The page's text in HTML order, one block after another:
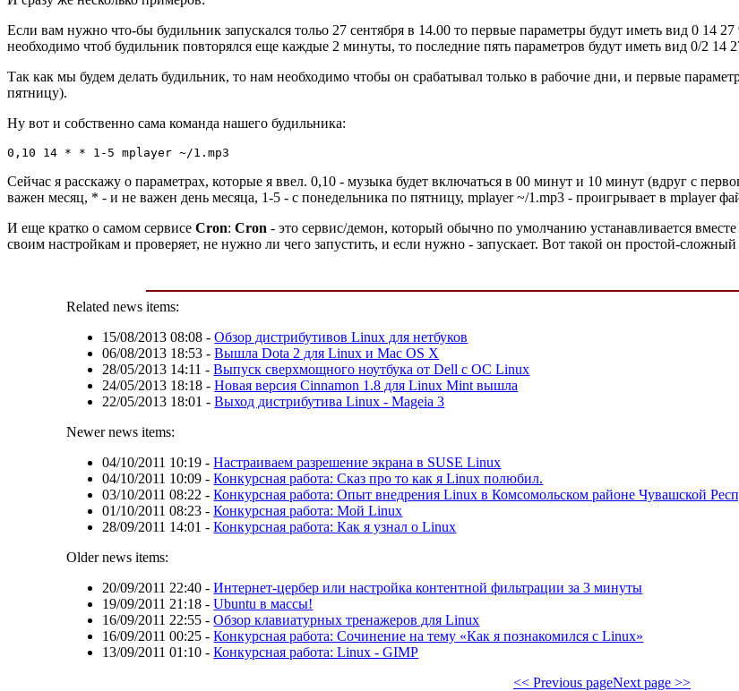
Если вам нужно что-бы будильник запускался тольо 27 сентября в 14.00 то первые параметры будут иметь вид 0 14
необходимо чтоб будильник повторялся еще каждые 2 минуты, то последние пять параметров будут иметь вид 0/2 14
Так как мы будем делать будильник, то нам необходимо чтобы он срабатывал только в рабочие дни, и первые
пятницу).
Ну вот и собственно сама команда нашего будильника:
0,10 14 * * 1-5 mplayer ~/1.mp3
Сейчас я расскажу о параметрах, которые я ввел. 0,10 - музыка будет включаться в 00 минут и 10 минут (вдруг с
важен месяц, * - и не важен день месяца, 1-5 - с понедельника по пятницу, mplayer ~/1.mp3 - проигрывает в mplayer
И еще кратко о самом сервисе Cron: Cron - это сервис/демон, который обычно по умолчанию устанавливается
своим настройкам и проверяет, не нужно ли чего запустить, и если нужно - запускает. Вот такой он простой-сложный
Related news items:
15/08/2013 08:08 -Обзор дистрибутивов Linux для нетбуков
06/08/2013 18:53 -Вышла Dota 2 для Linux и Mac OS X
28/05/2013 14:11 -Выпуск сверхмощного ноутбука от Dell с ОС Linux
24/05/2013 18:18 -Новая версия Cinnamon 1.8 для Linux Mint вышла
22/05/2013 18:01 -Выход дистрибутива Linux - Mageia 3
Newer news items:
04/10/2011 10:19 -Настраиваем разрешение экрана в SUSE Linux
04/10/2011 10:09 -Конкурсная работа: Сказ про то как я Linux полюбил.
03/10/2011 08:22 -Конкурсная работа: Опыт внедрения Linux в Комсомольском районе Чувашской
01/10/2011 08:23 -Конкурсная работа: Мой Linux
28/09/2011 14:01 -Конкурсная работа: Как я узнал о Linux
Older news items:
20/09/2011 22:40 -Интернет-цербер или настройка контентной фильтрации за 3 минуты
19/09/2011 21:18 -Ubuntu в массы!
16/09/2011 22:55 -Обзор клавиатурных тренажеров для Linux
16/09/2011 00:25 -Конкурсная работа: Сочинение на тему «Как я познакомился с Linux»
13/09/2011 01:10 -Конкурсная работа: Linux - GIMP
<< Previous pageNext page >>